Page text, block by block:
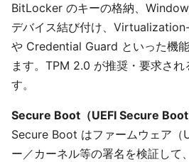
BitLocker のキーの格納、
デバイス結び付け、
や Credential Guard といった機
ます。TPM 2.0 が推奨・要求さ
す。
Secure Boot（UEFI Secure Boot
Secure Boot はファームウェア（
ー／カーネル等の署名を検証して